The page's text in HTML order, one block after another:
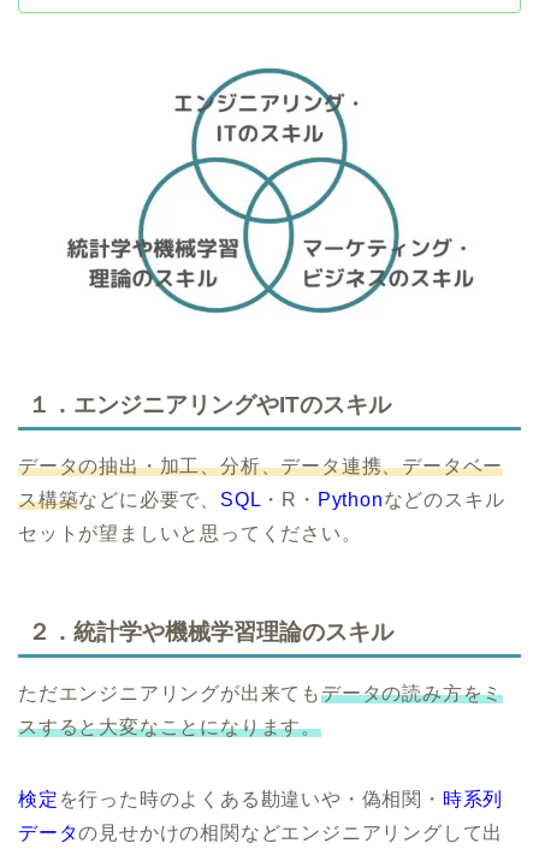
１．エンジニアリングやITのスキル
データの抽出・加工、分析、データ連携、データベー
ス構築などに必要で、 SQL ・R・ Pythonなどのスキル
セットが望ましいと思ってください。
２．統計学や機械学習理論のスキル
ただエンジニアリングが出来てもデータの読み方をミ
スすると大変なことになります。
検定 を行った時のよくある勘違いや・偽相関・ 時系列
データの見せかけの相関などエンジニアリングして出